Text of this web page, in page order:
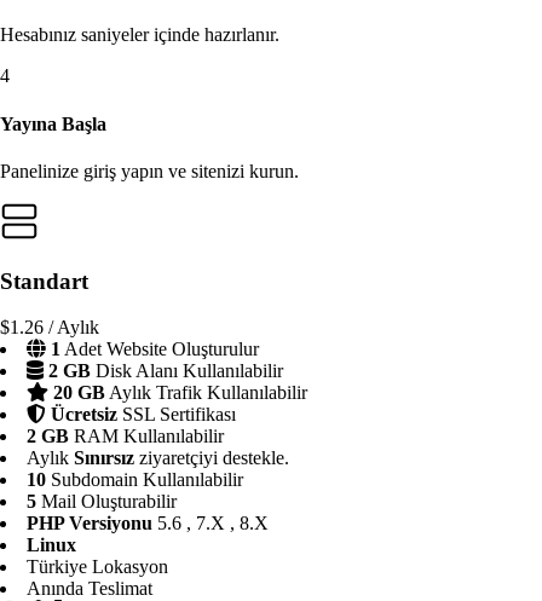
Hesabınız saniyeler içinde hazırlanır.
4
Yayına Başla
Panelinize giriş yapın ve sitenizi kurun.
Standart
$1.26 / Aylık
1 Adet Website Oluşturulur
2 GB Disk Alanı Kullanılabilir
20 GB Aylık Trafik Kullanılabilir
Ücretsiz SSL Sertifikası
2 GB RAM Kullanılabilir
Aylık Sınırsız ziyaretçiyi destekle.
10 Subdomain Kullanılabilir
5 Mail Oluşturabilir
PHP Versiyonu 5.6 , 7.X , 8.X
Linux
Türkiye Lokasyon
Anında Teslimat